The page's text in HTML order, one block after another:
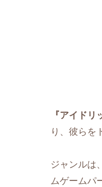
『アイドリ
り、彼らを
ジャンルは
ムゲームパ